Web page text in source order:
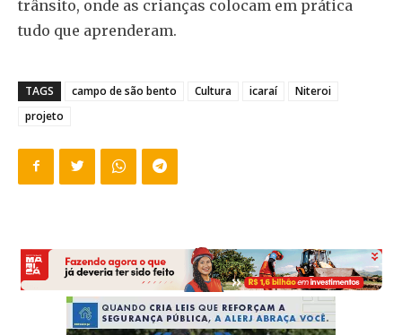
trânsito, onde as crianças colocam em prática
tudo que aprenderam.
TAGS campo de são bento Cultura icaraí
Niteroi
projeto